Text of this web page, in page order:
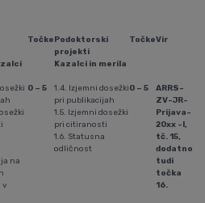
TočkePodoktorski
projekti
Kazalci in merila
TočkeVir
na
v
0 – 5
1.4. Izjemni dosežki
pri publikacijah
1.5. Izjemni dosežki
pri citiranosti
1.6. Statusna
odličnost
0 – 5
ARRS-
ZV-JR-
Prijava-
20xx -I,
tč. 15,
dodatno
tudi
točka
16.